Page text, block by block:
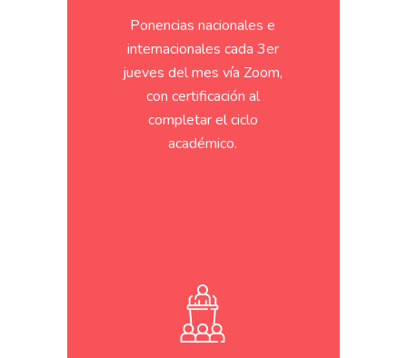
Ponencias nacionales e
internacionales cada 3er
jueves del mes vía Zoom,
con certificación al
completar el ciclo
académico.